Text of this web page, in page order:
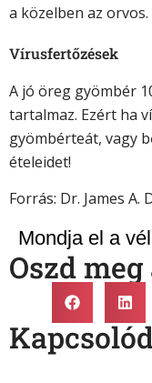
a közelben az orvos.
Vírusfertőzések
A jó öreg gyömbér
tartalmaz. Ezért ha
gyömbérteát, vagy
ételeidet!
Forrás: Dr. James
Mondja el a
Oszd